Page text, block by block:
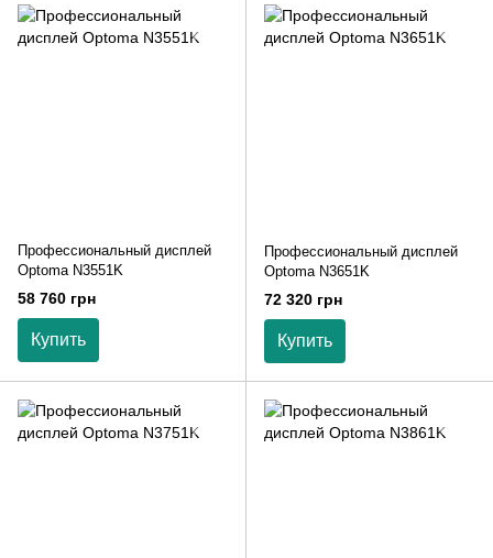
Профессиональный дисплей
Optoma N3551K
58 760 грн
Купить
Профессиональный дисплей
Optoma N3651K
72 320 грн
Купить